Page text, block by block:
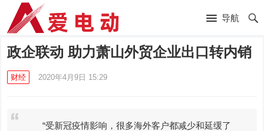
导航
政企联动 助力萧山外贸企业出口转内销
财经 2020年4月9日 15:29
“受新冠疫情影响，很多海外客户都减少和延缓了